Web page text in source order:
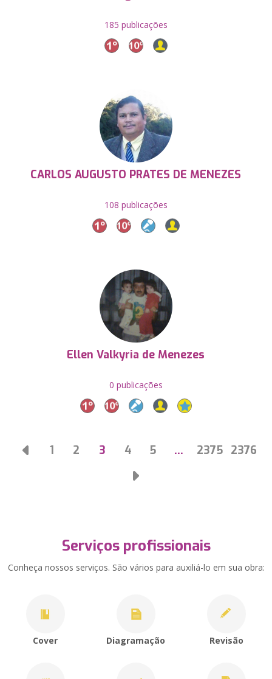
185 publicações
CARLOS AUGUSTO PRATES DE MENEZES
108 publicações
Ellen Valkyria de Menezes
0 publicações
1 2 3 4 5 … 2375 2376
Serviços profissionais
Conheça nossos serviços. São vários para auxiliá-lo em sua obra:
Cover Diagramação Revisão